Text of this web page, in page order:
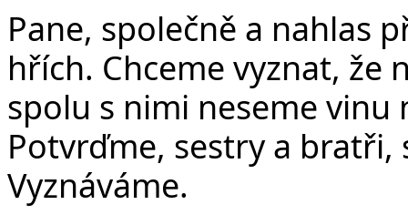
Pane, společně a nahlas
hřích. Chceme vyznat, že
spolu s nimi neseme vinu
Potvrďme, sestry a bratři,
Vyznáváme.